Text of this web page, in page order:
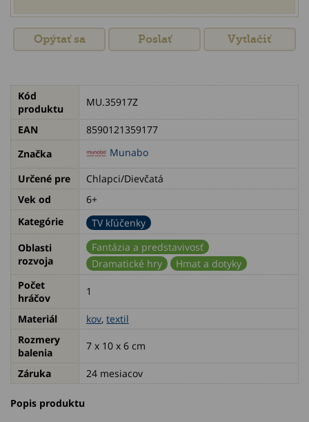
Opýtať sa Poslať Vytlačiť
Kód
produktu
MU.35917Z
EAN
8590121359177
Značka
Munabo
Určené pre
Chlapci/Dievčatá
Vek od
6+
Kategórie
TV kľúčenky
Oblasti
rozvoja
Fantázia a predstavivosť
Dramatické hry
Hmat a dotyky
Počet
hráčov
1
Materiál kov, textil
Rozmery
balenia
7 x 10 x 6 cm
Záruka 24 mesiacov
Popis produktu